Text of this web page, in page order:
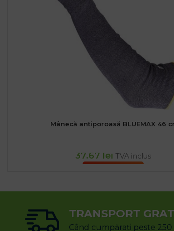
Mânecă antiporoasă BLUEMAX 46
37.67 lei TVA inclus
TRANSPORT
Când cumpărați peste 250